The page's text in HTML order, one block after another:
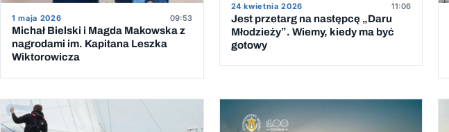
1 maja 2026 09:53
Michał Bielski i Magda Makowska z
nagrodami im. Kapitana Leszka
Wiktorowicza
24 kwietnia 2026 11:06
Jest przetarg na następcę „Daru
Młodzieży”. Wiemy, kiedy ma być
gotowy